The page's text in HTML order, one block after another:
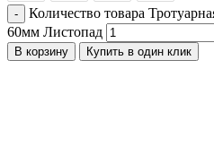
-
Количество товара
60мм Листопад
В корзину
Купить в один клик